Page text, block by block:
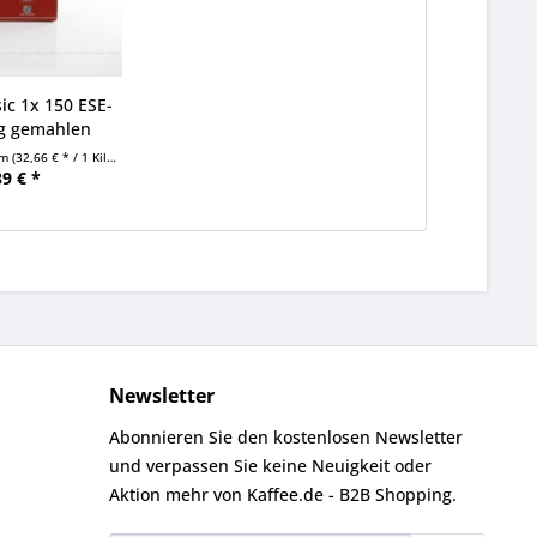
1x 150 ESE-
gemahlen
(32,66 € * / 1 Kilogramm)
€ *
Newsletter
Abonnieren Sie den kostenlosen Newsletter
und verpassen Sie keine Neuigkeit oder
Aktion mehr von Kaffee.de - B2B Shopping.